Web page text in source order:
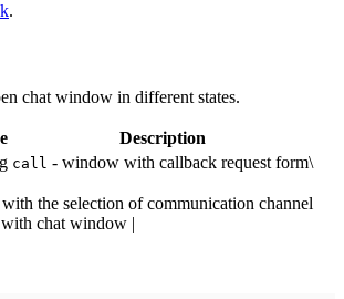
.
chat window in different states.
Description
call - window with callback request form\
the selection of communication channel
chat window |